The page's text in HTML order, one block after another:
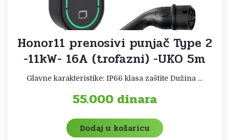
Honor11 prenosivi punjač Type 2
-11kW- 16A (trofazni) -UKO 5m
Glavne karakteristike: IP66 klasa zaštite Dužina ...
55.000 dinara
Dodaj u košaricu